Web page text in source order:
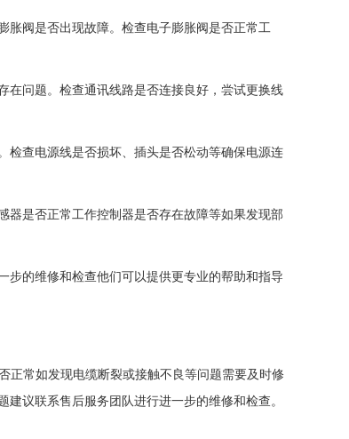
阀是否出现故障。检查电子膨胀阀是否正常工
问题。检查通讯线路是否连接良好，尝试更换线
查电源线是否损坏、插头是否松动等确保电源连
是否正常工作控制器是否存在故障等如果发现部
的维修和检查他们可以提供更专业的帮助和指导
常如发现电缆断裂或接触不良等问题需要及时修
议联系售后服务团队进行进一步的维修和检查。